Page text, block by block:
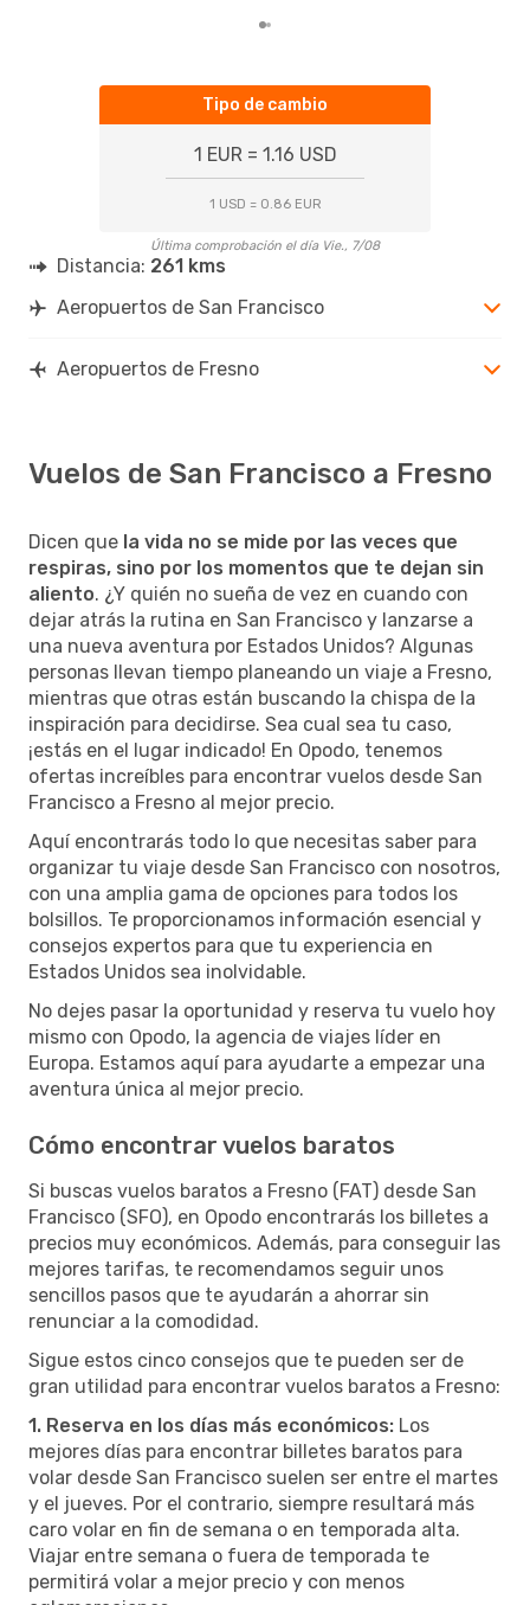
Tipo de cambio
1 EUR = 1.16 USD
1 USD = 0.86 EUR
Última comprobación el día Vie., 7/08
Distancia: 261 kms
Aeropuertos de San Francisco
Aeropuertos de Fresno
Vuelos de San Francisco a Fresno
Dicen que la vida no se mide por las veces que
respiras, sino por los momentos que te dejan sin
aliento. ¿Y quién no sueña de vez en cuando con
dejar atrás la rutina en San Francisco y lanzarse a
una nueva aventura por Estados Unidos? Algunas
personas llevan tiempo planeando un viaje a Fresno,
mientras que otras están buscando la chispa de la
inspiración para decidirse. Sea cual sea tu caso,
¡estás en el lugar indicado! En Opodo, tenemos
ofertas increíbles para encontrar vuelos desde San
Francisco a Fresno al mejor precio.
Aquí encontrarás todo lo que necesitas saber para
organizar tu viaje desde San Francisco con nosotros,
con una amplia gama de opciones para todos los
bolsillos. Te proporcionamos información esencial y
consejos expertos para que tu experiencia en
Estados Unidos sea inolvidable.
No dejes pasar la oportunidad y reserva tu vuelo hoy
mismo con Opodo, la agencia de viajes líder en
Europa. Estamos aquí para ayudarte a empezar una
aventura única al mejor precio.
Cómo encontrar vuelos baratos
Si buscas vuelos baratos a Fresno (FAT) desde San
Francisco (SFO), en Opodo encontrarás los billetes a
precios muy económicos. Además, para conseguir las
mejores tarifas, te recomendamos seguir unos
sencillos pasos que te ayudarán a ahorrar sin
renunciar a la comodidad.
Sigue estos cinco consejos que te pueden ser de
gran utilidad para encontrar vuelos baratos a Fresno:
1. Reserva en los días más económicos: Los
mejores días para encontrar billetes baratos para
volar desde San Francisco suelen ser entre el martes
y el jueves. Por el contrario, siempre resultará más
caro volar en fin de semana o en temporada alta.
Viajar entre semana o fuera de temporada te
permitirá volar a mejor precio y con menos